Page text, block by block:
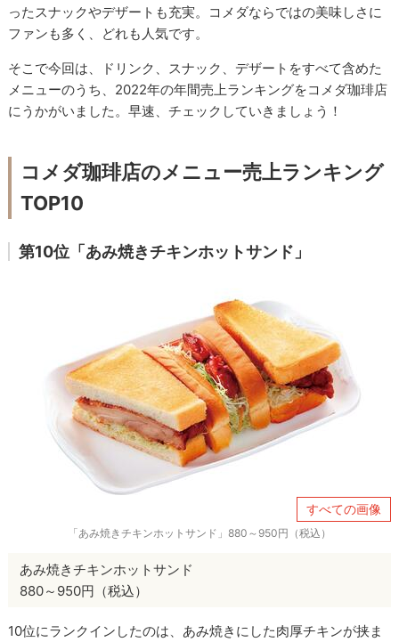
ったスナックやデザートも充実。コメダならではの美味しさに
ファンも多く、どれも人気です。
そこで今回は、ドリンク、スナック、デザートをすべて含めた
メニューのうち、2022年の年間売上ランキングをコメダ珈琲店
にうかがいました。早速、チェックしていきましょう！
コメダ珈琲店のメニュー売上ランキング
TOP10
第10位「あみ焼きチキンホットサンド」
すべての画像
「あみ焼きチキンホットサンド」880～950円（税込）
あみ焼きチキンホットサンド
880～950円（税込）
10位にランクインしたのは、あみ焼きにした肉厚チキンが挟ま